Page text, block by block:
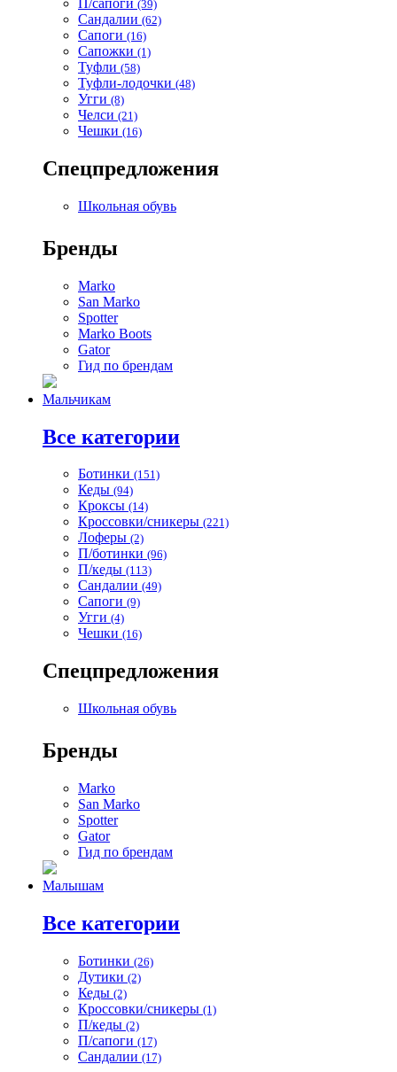
(39)
Сандалии (62)
Сапоги (16)
Сапожки (1)
Туфли (58)
Туфли-лодочки (48)
Угги (8)
Челси (21)
Чешки (16)
Спецпредложения
Школьная обувь
Бренды
Marko
San Marko
Spotter
Marko Boots
Gator
Гид по брендам
Мальчикам
Все категории
Ботинки (151)
Кеды (94)
Кроксы (14)
Кроссовки/сникеры (221)
Лоферы (2)
П/ботинки (96)
П/кеды (113)
Сандалии (49)
Сапоги (9)
Угги (4)
Чешки (16)
Спецпредложения
Школьная обувь
Бренды
Marko
San Marko
Spotter
Gator
Гид по брендам
Малышам
Все категории
Ботинки (26)
Дутики (2)
Кеды (2)
Кроссовки/сникеры (1)
П/кеды (2)
П/сапоги (17)
Сандалии (17)